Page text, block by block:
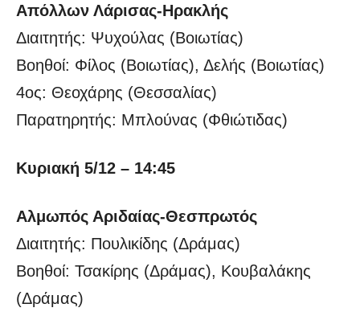
Απόλλων Λάρισας-Ηρακλής
Διαιτητής: Ψυχούλας (Βοιωτίας)
Βοηθοί: Φίλος (Βοιωτίας), Δελής (Βοιωτίας)
4ος: Θεοχάρης (Θεσσαλίας)
Παρατηρητής: Μπλούνας (Φθιώτιδας)
Κυριακή 5/12 – 14:45
Αλμωπός Αριδαίας-Θεσπρωτός
Διαιτητής: Πουλικίδης (Δράμας)
Βοηθοί: Τσακίρης (Δράμας), Κουβαλάκης
(Δράμας)